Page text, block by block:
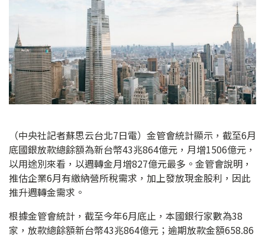
（中央社記者蘇思云台北7日電）金管會統計顯示，截至6月
底國銀放款總餘額為新台幣43兆864億元，月增1506億元，
以用途別來看，以週轉金月增827億元最多。金管會說明，
推估企業6月有繳納營所稅需求，加上發放現金股利，因此
推升週轉金需求。
根據金管會統計，截至今年6月底止，本國銀行家數為38
家，放款總餘額新台幣43兆864億元；逾期放款金額658.86